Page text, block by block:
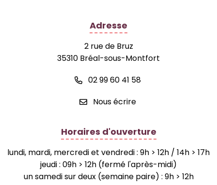
Adresse
2 rue de Bruz
35310 Bréal-sous-Montfort
02 99 60 41 58
Nous écrire
Horaires d'ouverture
lundi, mardi, mercredi et vendredi : 9h > 12h / 14h > 17h
jeudi : 09h > 12h (fermé l'après-midi)
un samedi sur deux (semaine paire) : 9h > 12h